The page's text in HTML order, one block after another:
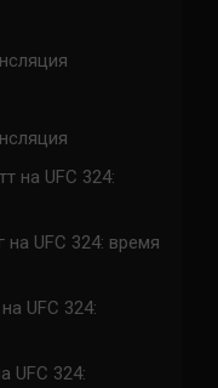
на UFC 324:
UFC 324: время
UFC 324:
UFC 324: